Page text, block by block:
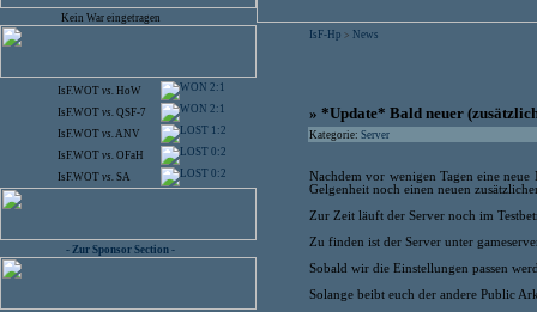
Kein War eingetragen
IsF.WOT vs. HoW 2:1
IsF.WOT vs. QSF-7 2:1
IsF.WOT vs.ANV 1:2
IsF.WOT vs. OFaH 0:2
IsF.WOT vs. SA 0:2
- Zur Sponsor Section -
IsF-Hp > News
» *Update* Bald neuer
Kategorie: Server
Nachdem vor wenigen Tagen eine
Gelgenheit noch einen neuen
Zur Zeit läuft der Server noch im
Zu finden ist der Server unter
Sobald wir die Einstellungen passen
Solange beibt euch der andere Public